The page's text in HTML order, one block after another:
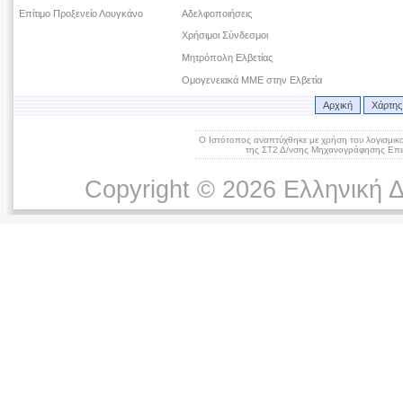
Επίτιμο Προξενείο Λουγκάνο Αδελφοποιήσεις
Χρήσιμοι Σύνδεσμοι
Μητρόπολη Ελβετίας
Ομογενειακά ΜΜΕ στην Ελβετία
Αρχική
Ο Ιστότοπος αναπτύχθηκε με χρήση του
της ΣΤ2 Δ/νσης Μηχανογράφησης
Copyright © 2026 Ελληνική